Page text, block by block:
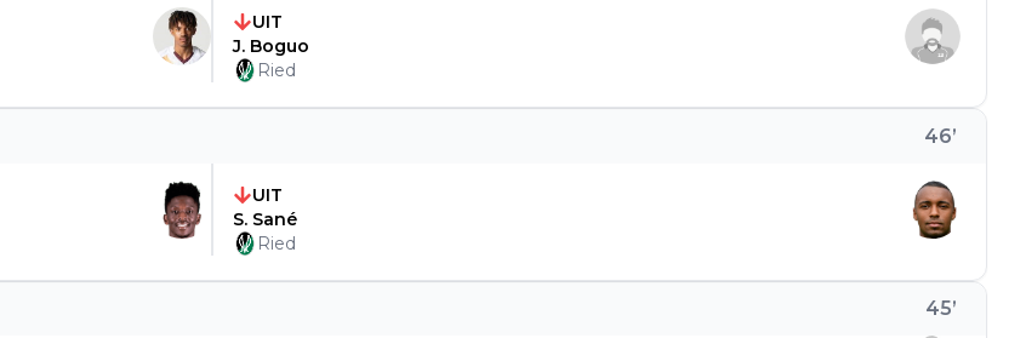
45’
46’
UIT
S. Sané
Ried
UIT
J. Boguo
Ried